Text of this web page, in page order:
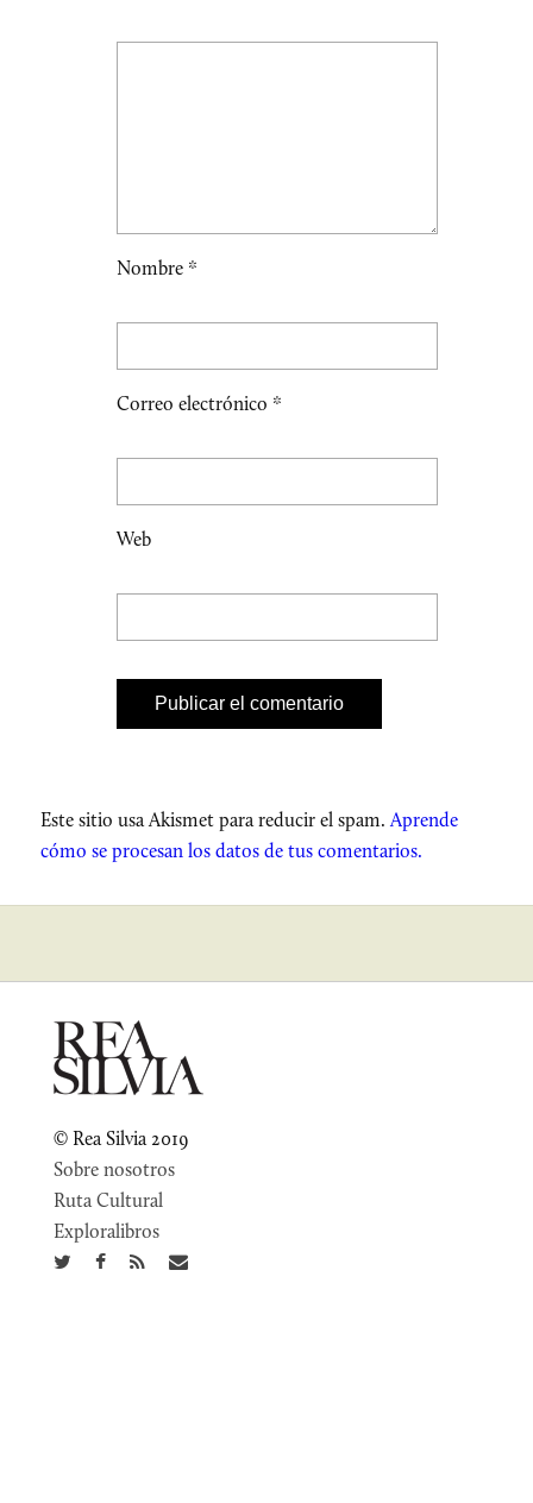
Nombre *
Correo electrónico *
Web
Este sitio usa Akismet para reducir el spam. Aprende
cómo se procesan los datos de tus comentarios.
© Rea Silvia 2019
Sobre nosotros
Ruta Cultural
Exploralibros